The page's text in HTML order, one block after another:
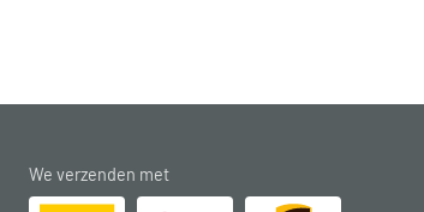
We verzenden met